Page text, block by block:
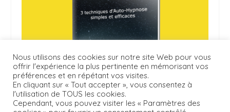
Nous utilisons des cookies sur notre site Web pour vous
offrir l'expérience la plus pertinente en mémorisant vos
préférences et en répétant vos visites.
En cliquant sur « Tout accepter », vous consentez à
l'utilisation de TOUS les cookies.
Cependant, vous pouvez visiter les « Paramètres des